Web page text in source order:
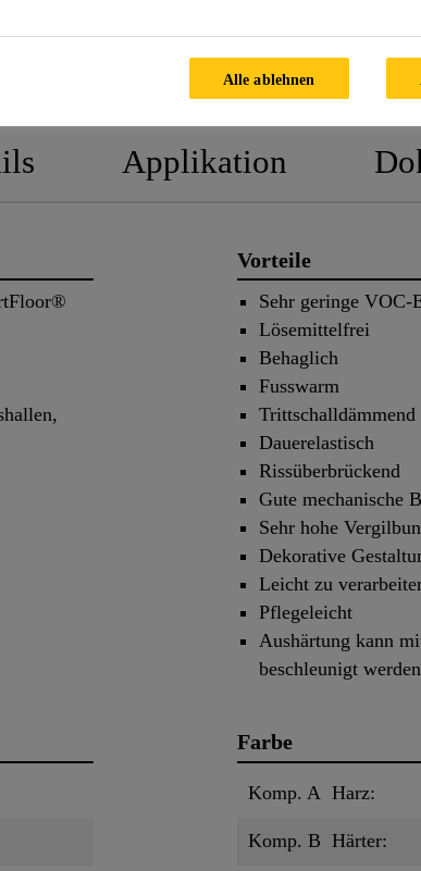
Applikation
Vorteile
Sehr geringe VOC-
Lösemittelfrei
Behaglich
Fusswarm
Trittschalldämmend
Dauerelastisch
Rissüberbrückend
Gute mechanische
Sehr hohe
Dekorative
Leicht zu
Pflegeleicht
Aushärtung kann
beschleunigt werden
Farbe
Komp. A Harz:
Komp. B Härter:
Alle ablehnen